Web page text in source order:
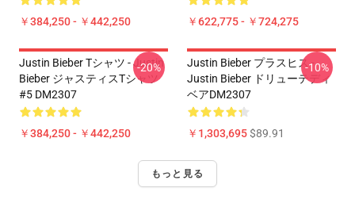
￥384,250 - ￥442,250 ￥622,775 - ￥724,275
Justin Bieber Tシャツ - Justin
Bieber ジャスティスTシャツ
#5 DM2307
￥384,250 - ￥442,250
-20%
Justin Bieber プラスヒス -
Justin Bieber ドリューテディ
ベアDM2307
￥1,303,695$89.91
-10%
もっと見る